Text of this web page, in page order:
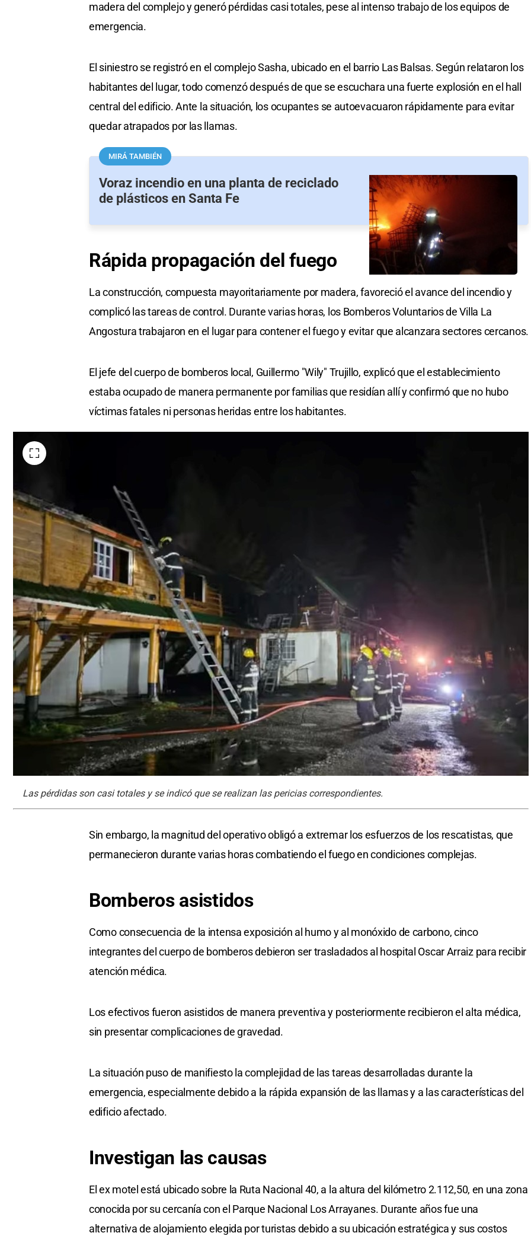
madera del complejo y generó pérdidas casi totales, pese al intenso trabajo de los equipos de
emergencia.
El siniestro se registró en el complejo Sasha, ubicado en el barrio Las Balsas. Según relataron los
habitantes del lugar, todo comenzó después de que se escuchara una fuerte explosión en el hall
central del edificio. Ante la situación, los ocupantes se autoevacuaron rápidamente para evitar
quedar atrapados por las llamas.
MIRÁ TAMBIÉN
Voraz incendio en una planta de reciclado
de plásticos en Santa Fe
Rápida propagación del fuego
La construcción, compuesta mayoritariamente por madera, favoreció el avance del incendio y
complicó las tareas de control. Durante varias horas, los Bomberos Voluntarios de Villa La
Angostura trabajaron en el lugar para contener el fuego y evitar que alcanzara sectores cercanos.
El jefe del cuerpo de bomberos local, Guillermo "Wily" Trujillo, explicó que el establecimiento
estaba ocupado de manera permanente por familias que residían allí y confirmó que no hubo
víctimas fatales ni personas heridas entre los habitantes.
Las pérdidas son casi totales y se indicó que se realizan las pericias correspondientes.
Sin embargo, la magnitud del operativo obligó a extremar los esfuerzos de los rescatistas, que
permanecieron durante varias horas combatiendo el fuego en condiciones complejas.
Bomberos asistidos
Como consecuencia de la intensa exposición al humo y al monóxido de carbono, cinco
integrantes del cuerpo de bomberos debieron ser trasladados al hospital Oscar Arraiz para recibir
atención médica.
Los efectivos fueron asistidos de manera preventiva y posteriormente recibieron el alta médica,
sin presentar complicaciones de gravedad.
La situación puso de manifiesto la complejidad de las tareas desarrolladas durante la
emergencia, especialmente debido a la rápida expansión de las llamas y a las características del
edificio afectado.
Investigan las causas
El ex motel está ubicado sobre la Ruta Nacional 40, a la altura del kilómetro 2.112,50, en una zona
conocida por su cercanía con el Parque Nacional Los Arrayanes. Durante años fue una
alternativa de alojamiento elegida por turistas debido a su ubicación estratégica y sus costos